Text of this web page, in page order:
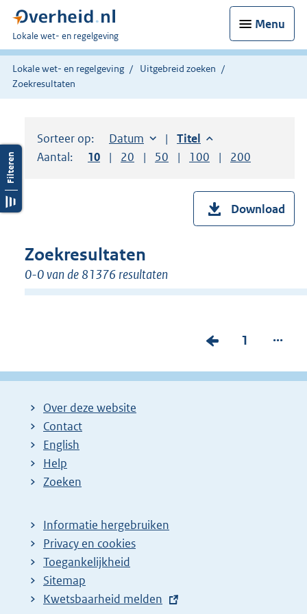
Menu
U
bent
hier:
Lokale wet- en regelgeving
Lokale wet- en regelgeving
Uitgebreid zoeken
Zoekresultaten
Sorteer op: Sorteer op:
Datum aflopendSorteer op:
Titel aflopend
Aantal:
Toon
10 resultaten per pagina
Toon
20 resultaten per pagina
Toon
50 resultaten per pagina
Toon
100 resultaten per
Toon
200
Download
Zoekresultaten
0-0 van de 81376 resultaten
V
r
P
g
1 ...
Over deze website
Contact
English
Help
Zoeken
Informatie hergebruiken
Privacy en cookies
Toegankelijkheid
Sitemap
E
Kwetsbaarheid melden